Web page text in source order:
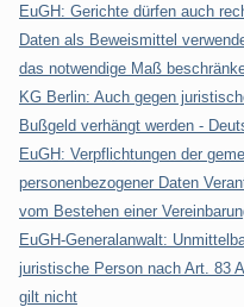
EuGH: Gerichte dürfen auch
Daten als Beweismittel
das notwendige Maß
KG Berlin: Auch gegen
Bußgeld verhängt werden -
EuGH: Verpflichtungen der
personenbezogener Daten
vom Bestehen einer
EuGH-Generalanwalt:
juristische Person nach Art. 83
gilt nicht